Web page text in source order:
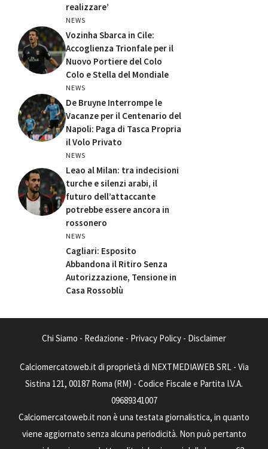
realizzare’
NEWS
Vozinha Sbarca in Cile:
Accoglienza Trionfale per il
Nuovo Portiere del Colo
Colo e Stella del Mondiale
NEWS
De Bruyne Interrompe le
Vacanze per il Centenario del
Napoli: Paga di Tasca Propria
il Volo Privato
NEWS
Leao al Milan: tra indecisioni
turche e silenzi arabi, il
futuro dell’attaccante
potrebbe essere ancora in
rossonero
NEWS
Cagliari: Esposito
Abbandona il Ritiro Senza
Autorizzazione, Tensione in
Casa Rossoblù
Chi Siamo - Redazione - Privacy Policy - Disclaimer
Calciomercatoweb.it di proprietà di NEXTMEDIAWEB SRL - Via
Sistina 121, 00187 Roma (RM) - Codice Fiscale e Partita I.V.A.
09689341007
Calciomercatoweb.it non è una testata giornalistica, in quanto
viene aggiornato senza alcuna periodicità. Non può pertanto